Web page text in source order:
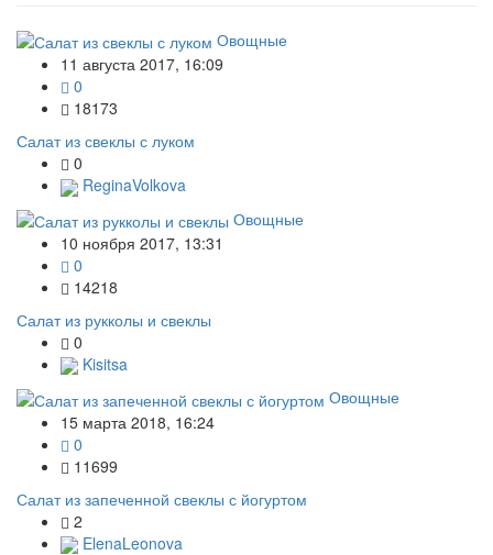
Овощные
11 августа 2017, 16:09
0
18173
Салат из свеклы с луком
0
ReginaVolkova
Овощные
10 ноября 2017, 13:31
0
14218
Салат из рукколы и свеклы
0
Kisitsa
Овощные
15 марта 2018, 16:24
0
11699
Салат из запеченной свеклы с йогуртом
2
ElenaLeonova